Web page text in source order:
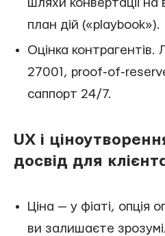
шляхи конвертації
план дій («playbook»).
Оцінка контрагентів.
27001,
саппорт 24/7.
UX і
досвід для
Ціна — у фіаті, опція
ви залишаєте